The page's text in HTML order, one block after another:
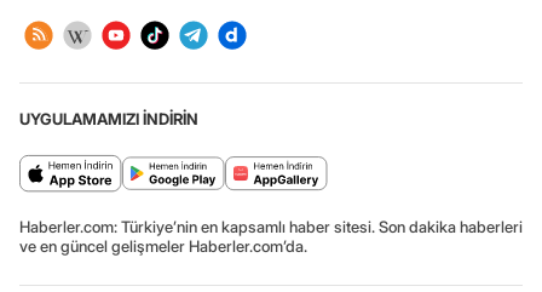
UYGULAMAMIZI İNDİRİN
Haberler.com: Türkiye’nin en kapsamlı haber sitesi. Son dakika haberleri
ve en güncel gelişmeler Haberler.com’da.